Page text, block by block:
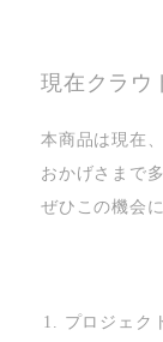
現在クラウ
本商品は現在
おかげさまで
ぜひこの機会
プロジェク